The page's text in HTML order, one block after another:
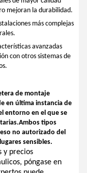
mejoran la durabilidad.
más complejas
avanzadas
con otros sistemas de
de montaje
en última instancia de
entorno en el que se
tipos
no autorizado del
sensibles.
y precios
póngase en